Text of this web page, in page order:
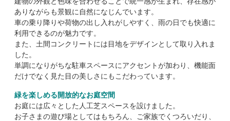
ありながらも景観に自然になじんでいます。
車の乗り降りや荷物の出し入れがしやすく、雨の日でも快適に
利用できるのが魅力です。
また、土間コンクリートには目地をデザインとして取り入れま
した。
単調になりがちな駐車スペースにアクセントが加わり、機能面
だけでなく見た目の美しさにもこだわっています。
緑を楽しめる開放的なお庭空間
お庭には広々とした人工芝スペースを設けました。
お子さまの遊び場としてはもちろん、ご家族でくつろいだり、